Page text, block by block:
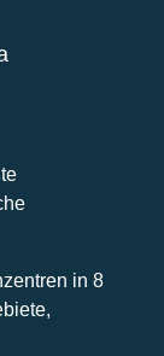
in 8